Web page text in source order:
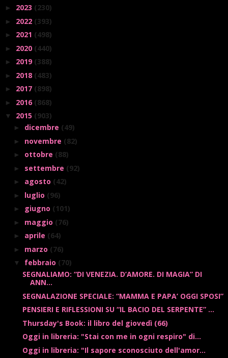
► 2023 (230)
► 2022 (393)
► 2021 (498)
► 2020 (440)
► 2019 (388)
► 2018 (483)
► 2017 (898)
► 2016 (868)
▼ 2015 (903)
► dicembre (49)
► novembre (82)
► ottobre (88)
► settembre (92)
► agosto (42)
► luglio (96)
► giugno (101)
► maggio (76)
► aprile (64)
► marzo (76)
▼ febbraio (70)
SEGNALIAMO: “DI VENEZIA. D’AMORE. DI MAGIA” DI
ANN...
SEGNALAZIONE SPECIALE: “MAMMA E PAPA’ OGGI SPOSI”
PENSIERI E RIFLESSIONI SU “IL BACIO DEL SERPENTE” ...
Thursday's Book: il libro del giovedì (66)
Oggi in libreria: "Stai con me in ogni respiro" di...
Oggi in libreria: "Il sapore sconosciuto dell'amor...